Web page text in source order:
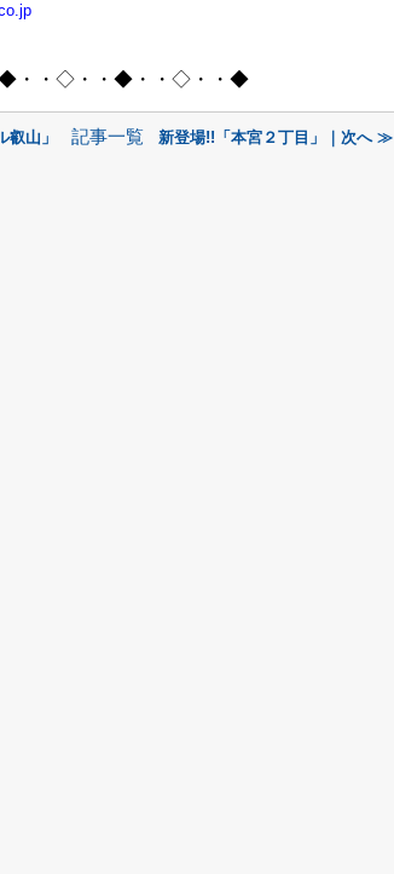
・・◇・・◆・・◇・・◆
山」 記事一覧 新登場!!「本宮２丁目」｜次へ ≫